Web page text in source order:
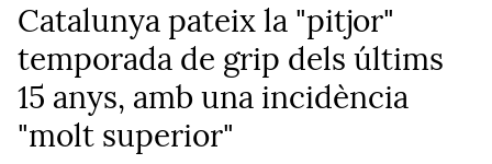
Catalunya pateix la "pitjor"
temporada de grip dels últims
15 anys, amb una incidència
"molt superior"